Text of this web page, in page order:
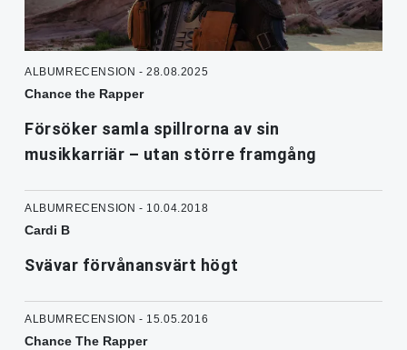
ALBUMRECENSION - 28.08.2025
Chance the Rapper
Försöker samla spillrorna av sin
musikkarriär – utan större framgång
ALBUMRECENSION - 10.04.2018
Cardi B
Svävar förvånansvärt högt
ALBUMRECENSION - 15.05.2016
Chance The Rapper